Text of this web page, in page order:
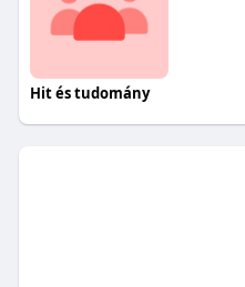
Hit és tudomány